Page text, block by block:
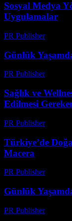
Sosyal Medya
Uygulamalar
PR Publisher-
Günlük
PR Publisher-
Sağlık ve
Edilmesi
PR Publisher-
Türkiye’de
Macera
PR Publisher-
Günlük
PR Publisher-